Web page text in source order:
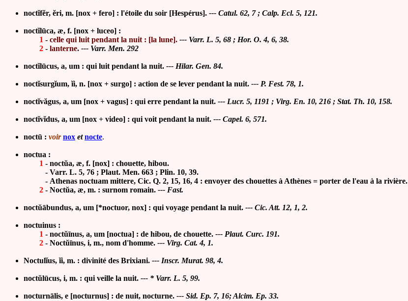
noctĭfĕr, ĕri, m. [nox + fero] : l'étoile du soir [Hespérus]. --- Catul. 62, 7 ; Calp. Ecl. 5, 121.
noctĭlūca, æ, f. [nox + luceo] :
1 - celle qui luit pendant la nuit : [la lune]. --- Varr. L. 5, 68 ; Hor. O. 4, 6, 38.
2 - lanterne. --- Varr. Men. 292
noctĭlūcus, a, um : qui luit pendant la nuit. --- Hilar. Gen. 84.
noctĭsurgĭum, ĭi, n. [nox + surgo] : action de se lever pendant la nuit. --- P. Fest. 78, 1.
noctĭvăgus, a, um [nox + vagus] : qui erre pendant la nuit. --- Lucr. 5, 1191 ; Virg. En. 10, 216 ; Stat. Th. 10, 158.
noctĭvĭdus, a, um [nox + video] : qui voit pendant la nuit. --- Capel. 6, 571.
noctū : voir nox et nocte.
noctua :
1 - noctŭa, æ, f. [nox] : chouette, hibou.
- Varr. L. 5, 76 ; Plaut. Men. 663 ; Plin. 10, 39.
- Athenas noctuam mittere, Cic. Q. 2, 15, 16, 4 : envoyer des chouettes à Athènes = porter de l'eau à la rivière.
2 - Noctŭa, æ, m. : surnom romain. --- Fast.
noctŭābundus, a, um [*noctuor, nox] : qui voyage pendant la nuit. --- Cic. Att. 12, 1, 2.
noctuinus :
1 - noctŭīnus, a, um [noctua] : de hibou, de chouette. --- Plaut. Curc. 191.
2 - Noctŭīnus, i, m., nom d'homme. --- Virg. Cat. 4, 1.
Noctulĭus, ĭi, m. : divinité des Brixiani. --- Inscr. Murat. 98, 4.
noctŭlūcus, i, m. : qui veille la nuit. --- * Varr. L. 5, 99.
nocturnālis, e [nocturnus] : de nuit, nocturne. --- Sid. Ep. 7, 16; Alcim. Ep. 33.